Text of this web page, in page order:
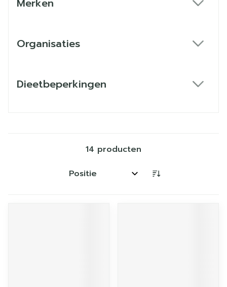
Merken
Organisaties
Dieetbeperkingen
14 producten
Sorteer op: